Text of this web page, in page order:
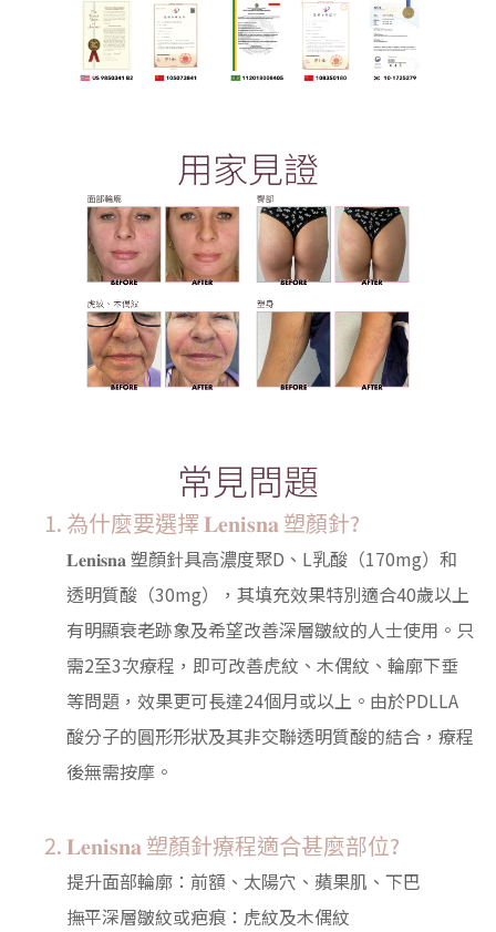
用家見證
常見問題
為什麼要選擇 𝐋𝐞𝐧𝐢𝐬𝐧𝐚 塑顏針?
𝐋𝐞𝐧𝐢𝐬𝐧𝐚 塑顏針具高濃度聚D、L乳酸（170mg）和
透明質酸（30mg），其填充效果特別適合40歲以上
有明顯衰老跡象及希望改善深層皺紋的人士使用。只
需2至3次療程，即可改善虎紋、木偶紋、輪廓下垂
等問題，效果更可長達24個月或以上。由於PDLLA
酸分子的圓形形狀及其非交聯透明質酸的結合，療程
後無需按摩。
𝐋𝐞𝐧𝐢𝐬𝐧𝐚 塑顏針療程適合甚麼部位?
提升面部輪廓：前額、太陽穴、蘋果肌、下巴
撫平深層皺紋或疤痕：虎紋及木偶紋